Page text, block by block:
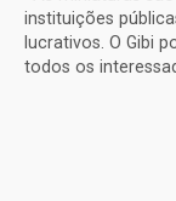
instituições
lucrativos. O Gibi
todos os